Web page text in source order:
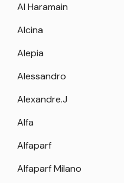
Al Haramain
Alcina
Alepia
Alessandro
Alexandre.J
Alfa
Alfaparf
Alfaparf Milano